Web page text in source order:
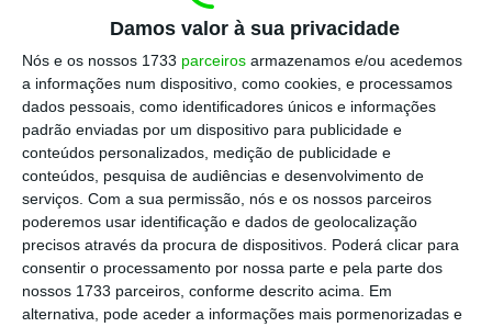
Damos valor à sua privacidade
Nós e os nossos 1733 parceiros armazenamos e/ou acedemos
a informações num dispositivo, como cookies, e processamos
dados pessoais, como identificadores únicos e informações
padrão enviadas por um dispositivo para publicidade e
conteúdos personalizados, medição de publicidade e
conteúdos, pesquisa de audiências e desenvolvimento de
serviços. Com a sua permissão, nós e os nossos parceiros
poderemos usar identificação e dados de geolocalização
precisos através da procura de dispositivos. Poderá clicar para
consentir o processamento por nossa parte e pela parte dos
nossos 1733 parceiros, conforme descrito acima. Em
alternativa, pode aceder a informações mais pormenorizadas e
outros altos funcionários.
presença de cerca de 25.000 pessoas na
sexta-feira, dia 12 de novembro, mas a
experiência passada das COP mostra-nos que
é provável que se estendam até sábado e
talvez até domingo.
Qual é o significado da COP26 e a
emergência do conceito de uma
“transição justa”?